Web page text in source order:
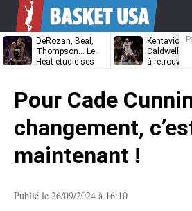
DeRozan, Beal,
Thompson… Le
Heat étudie ses
Kentavious
Caldwell-
à retrouver
Unibet
Pour Cade
changement,
maintenant !
Publié le 26/09/2024 à 16:10